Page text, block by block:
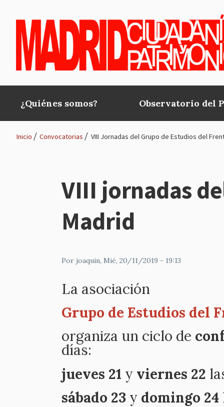
Main
navigation
¿Quiénes somos? Observatorio del
Inicio Convocatorias VIII Jornadas del Grupo de Estudios del
VIII jornadas
Madrid
Por joaquin, Mié, 20/11/2019 - 19:13
La asociación
Grupo de Estudios del
organiza un ciclo de
días:
jueves 21 y viernes 22
sábado 23 y domingo 24